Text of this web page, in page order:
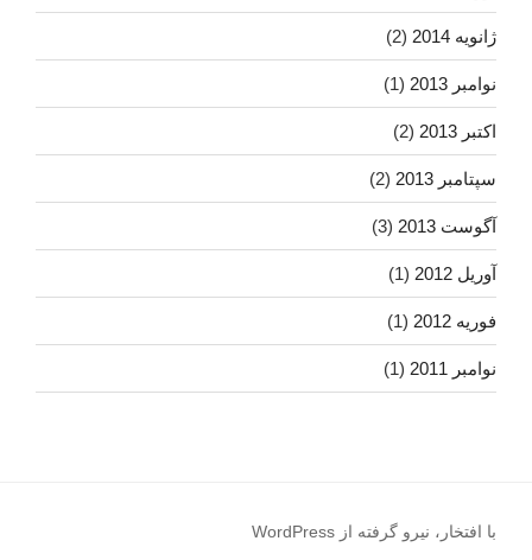
ژانویه 2014 (2)
نوامبر 2013 (1)
اکتبر 2013 (2)
سپتامبر 2013 (2)
آگوست 2013 (3)
آوریل 2012 (1)
فوریه 2012 (1)
نوامبر 2011 (1)
با افتخار، نیرو گرفته از WordPress